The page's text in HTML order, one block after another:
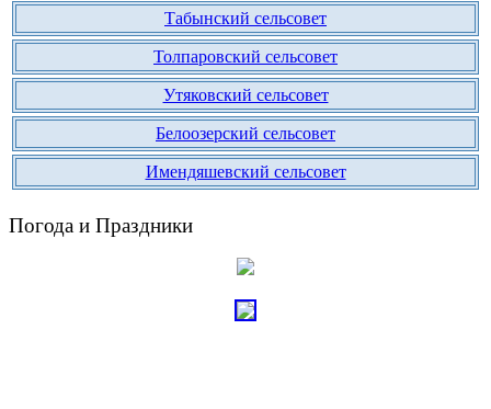
Табынский сельсовет
Толпаровский сельсовет
Утяковский сельсовет
Белоозерский сельсовет
Имендяшевский сельсовет
Погода и Праздники